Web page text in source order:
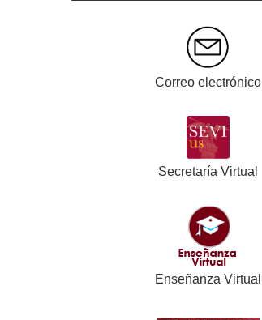
Correo electrónico
Secretaría Virtual
Enseñanza Virtual